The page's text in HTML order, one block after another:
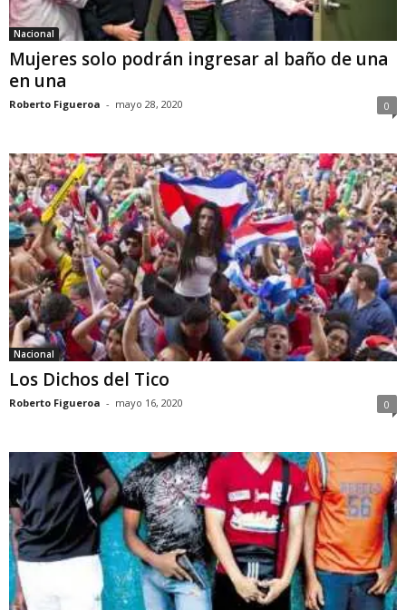
Nacional
Mujeres solo podrán ingresar al baño de una
en una
Roberto Figueroa - mayo 28, 2020 0
Nacional
Los Dichos del Tico
Roberto Figueroa - mayo 16, 2020 0